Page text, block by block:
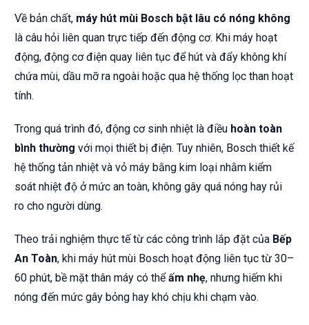
Về bản chất, máy hút mùi Bosch bật lâu có nóng không
là câu hỏi liên quan trực tiếp đến động cơ. Khi máy hoạt
động, động cơ điện quay liên tục để hút và đẩy không khí
chứa mùi, dầu mỡ ra ngoài hoặc qua hệ thống lọc than hoạt
tính.
Trong quá trình đó, động cơ sinh nhiệt là điều hoàn toàn
bình thường với mọi thiết bị điện. Tuy nhiên, Bosch thiết kế
hệ thống tản nhiệt và vỏ máy bằng kim loại nhằm kiểm
soát nhiệt độ ở mức an toàn, không gây quá nóng hay rủi
ro cho người dùng.
Theo trải nghiệm thực tế từ các công trình lắp đặt của Bếp
An Toàn, khi máy hút mùi Bosch hoạt động liên tục từ 30–
60 phút, bề mặt thân máy có thểấm nhẹ, nhưng hiếm khi
nóng đến mức gây bỏng hay khó chịu khi chạm vào.